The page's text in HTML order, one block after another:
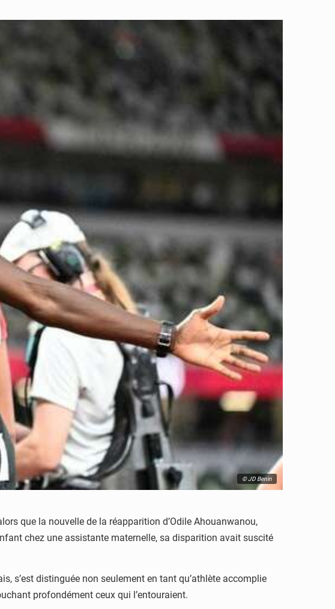
© JD Benin
que la nouvelle de la réapparition d’Odile Ahouanwanou,
chez une assistante maternelle, sa disparition avait suscité
s’est distinguée non seulement en tant qu’athlète accomplie
profondément ceux qui l’entouraient.